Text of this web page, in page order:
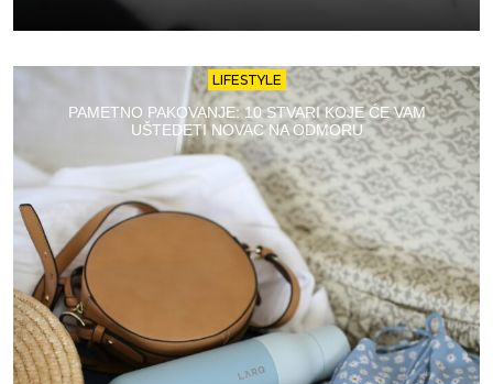
LIFESTYLE
PAMETNO PAKOVANJE: 10 STVARI KOJE ĆE VAM
UŠTEDETI NOVAC NA ODMORU